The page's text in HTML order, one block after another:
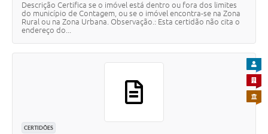
Descrição Certifica se o imóvel está dentro ou fora dos limites
do município de Contagem, ou se o imóvel encontra-se na Zona
Rural ou na Zona Urbana. Observação.: Esta certidão não cita o
endereço do...
CERTIDÕES
PARA
PARA